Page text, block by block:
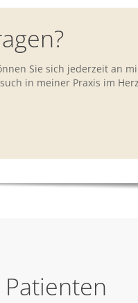
Sie sich jederzeit an
in meiner Praxis im